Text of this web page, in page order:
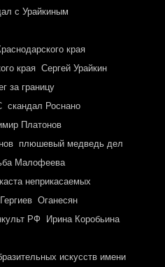
с Урайкиным
края
края Сергей Урайкин
за границу
скандал Роснано
Платонов
плюшевый медведь дел
Малофеева
каста неприкасаемых
Оганесян
РФ
Ирина Коробьина
искусств имени